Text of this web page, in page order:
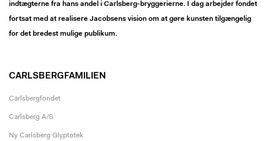
indtægterne fra hans andel i Carlsberg-bryggerierne. I dag arbejder fondet
fortsat med at realisere Jacobsens vision om at gøre kunsten tilgængelig
for det bredest mulige publikum.
CARLSBERGFAMILIEN
Carlsbergfondet
Carlsberg A/S
Ny Carlsberg Glyptotek